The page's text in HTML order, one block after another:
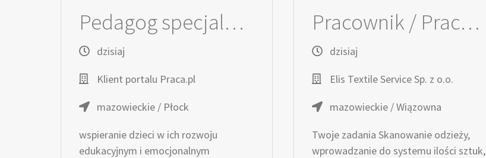
Pedagog specjalny / Pedagożka specjalna
dzisiaj
Klient portalu Praca.pl
mazowieckie / Płock
wspieranie dzieci w ich rozwoju
edukacyjnym i emocjonalnym
Pracownik / Pracownica Produkcji
dzisiaj
Elis Textile Service Sp. z o.o.
mazowieckie / Wiązowna
Twoje zadania Skanowanie odzieży,
wprowadzanie do systemu ilości sztuk,